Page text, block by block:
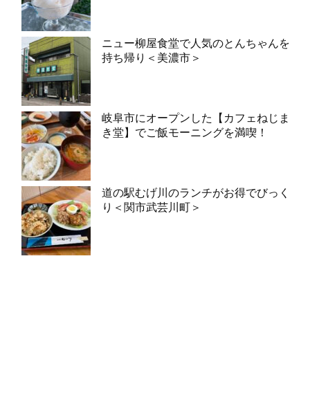
ニュー柳屋食堂で人気のとんちゃんを
持ち帰り＜美濃市＞
岐阜市にオープンした【カフェねじま
き堂】でご飯モーニングを満喫！
道の駅むげ川のランチがお得でびっく
り＜関市武芸川町＞